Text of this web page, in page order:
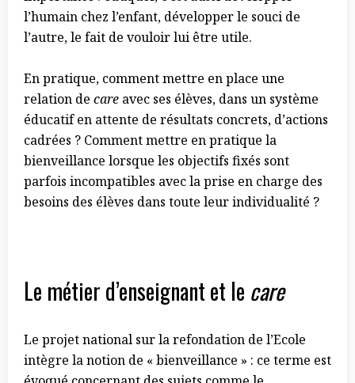
l’humain chez l’enfant, développer le souci de
l’autre, le fait de vouloir lui être utile.
En pratique, comment mettre en place une
relation de care avec ses élèves, dans un système
éducatif en attente de résultats concrets, d’actions
cadrées ? Comment mettre en pratique la
bienveillance lorsque les objectifs fixés sont
parfois incompatibles avec la prise en charge des
besoins des élèves dans toute leur individualité ?
Le métier d’enseignant et le care
Le projet national sur la refondation de l’Ecole
intègre la notion de « bienveillance » : ce terme est